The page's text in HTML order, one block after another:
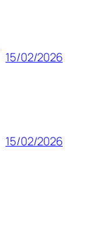
15/02/2026
15/02/2026